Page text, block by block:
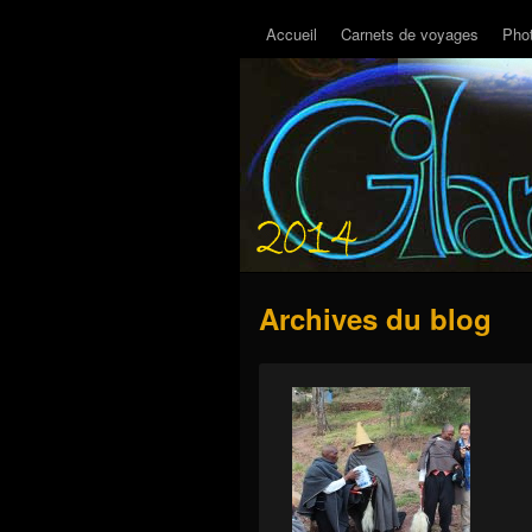
Accueil Carnets de voyages
Archives du blog